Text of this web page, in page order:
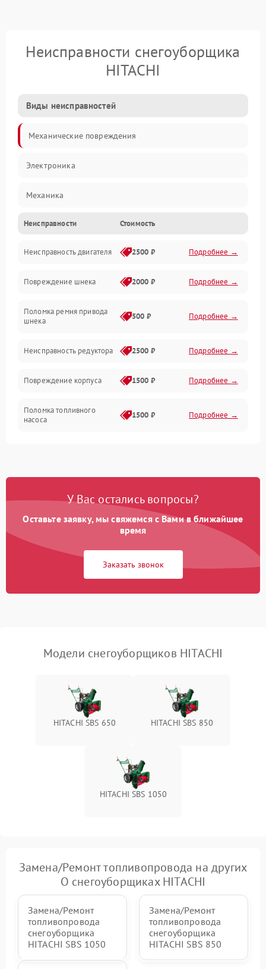
Неисправности снегоуборщика
HITACHI
Виды неисправностей
Механические повреждения
Электроника
Механика
Трансмиссия
Электропитание
Двигатель
Неисправности Стоимость
Неисправность двигателя 2500 ₽ Подробнее →
Повреждение шнека 2000 ₽ Подробнее →
Поломка ремня привода
шнека
500 ₽ Подробнее →
Неисправность редуктора 2500 ₽ Подробнее →
Повреждение корпуса 1500 ₽ Подробнее →
Поломка топливного
насоса
1500 ₽ Подробнее →
карбюратора
Подробнее →
фильтра
300 ₽ Подробнее →
Неисправность системы
Подробнее →
Повреждение троса
Подробнее →
1000 ₽
Неисправность системы
регулировки высоты
1000 ₽ Подробнее →
У Вас остались вопросы?
Оставьте заявку, мы свяжемся с Вами в ближайшее
время
Заказать звонок
Модели снегоуборщиков HITACHI
HITACHI SBS 650 HITACHI SBS 850
HITACHI SBS 1050
Замена/Pемонт топливопровода на других
О снегоуборщиках HITACHI
Замена/Pемонт
топливопровода
снегоуборщика
HITACHI SBS 1050
Замена/Pемонт
топливопровода
снегоуборщика
HITACHI SBS 850